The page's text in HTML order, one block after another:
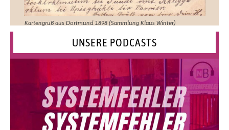
Kartengruß aus Dortmund 1898 (Sammlung Klaus Winter)
UNSERE PODCASTS